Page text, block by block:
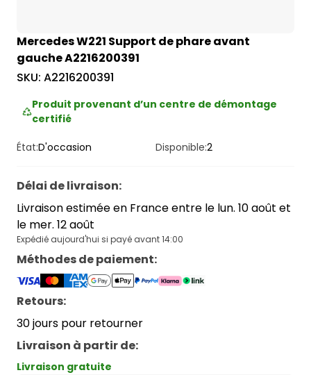
Mercedes W221 Support de phare avant
gauche A2216200391
SKU: A2216200391
Produit provenant d’un centre de démontage
certifié
État:D'occasion Disponible:2
Délai de livraison:
Livraison estimée en France entre le lun. 10 août et
le mer. 12 août
Expédié aujourd'hui si payé avant 14:00
Méthodes de paiement:
Retours:
30 jours pour retourner
Livraison à partir de:
Livraison gratuite